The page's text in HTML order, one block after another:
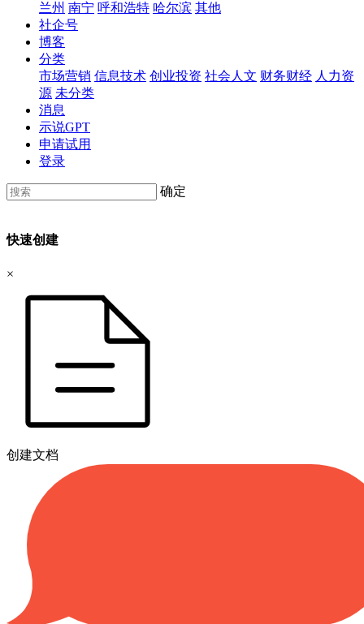
兰州 南宁 呼和浩特 哈尔滨 其他
社企号
博客
分类
市场营销 信息技术 创业投资 社会人文 财务财经 人力资
源 未分类
消息
示说GPT
申请试用
登录
确定
快速创建
×
创建文档